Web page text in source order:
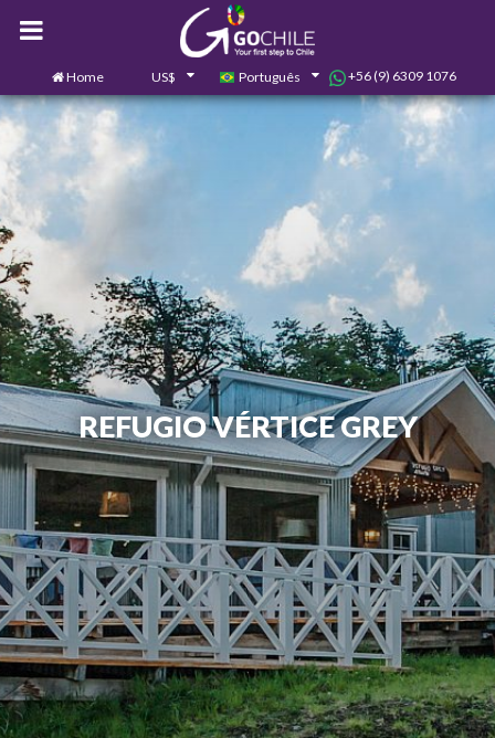
Home US$ Português +56 (9) 6309 1076
REFUGIO VÉRTICE GREY